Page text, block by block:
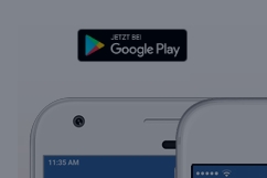
Duration-:-
0.00%
Stream
TypeLIVE